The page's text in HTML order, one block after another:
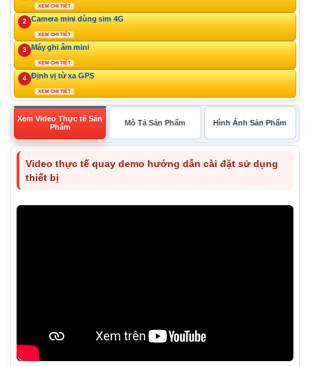
XEM CHI TIẾT
2 Camera mini dùng sim 4G
XEM CHI TIẾT
3 Máy ghi âm mini
XEM CHI TIẾT
4 Định vị từ xa GPS
XEM CHI TIẾT
Xem Video Thực tế Sản
Phẩm
Mô Tả Sản Phẩm Hình Ảnh Sản Phẩm
Video thực tế quay demo hướng dẫn cài đặt sử dụng
thiết bị